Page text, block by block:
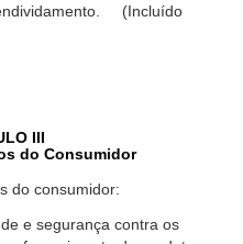
(Incluído
III
do Consumidor
do consumidor:
e segurança contra os